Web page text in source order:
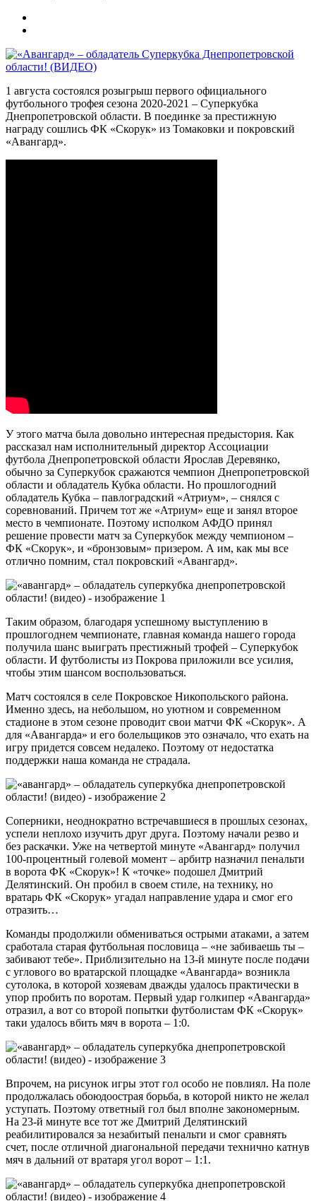
1 августа состоялся розыгрыш первого официального
футбольного трофея сезона 2020-2021 – Суперкубка
Днепропетровской области. В поединке за престижную
награду сошлись ФК «Скорук» из Томаковки и покровский
«Авангард».
У этого матча была довольно интересная предыстория. Как
рассказал нам исполнительный директор Ассоциации
футбола Днепропетровской области Ярослав Деревянко,
обычно за Суперкубок сражаются чемпион Днепропетровской
области и обладатель Кубка области. Но прошлогодний
обладатель Кубка – павлоградский «Атриум», – снялся с
соревнований. Причем тот же «Атриум» еще и занял второе
место в чемпионате. Поэтому исполком АФДО принял
решение провести матч за Суперкубок между чемпионом –
ФК «Скорук», и «бронзовым» призером. А им, как мы все
отлично помним, стал покровский «Авангард».
Таким образом, благодаря успешному выступлению в
прошлогоднем чемпионате, главная команда нашего города
получила шанс выиграть престижный трофей ­– Суперкубок
области. И футболисты из Покрова приложили все усилия,
чтобы этим шансом воспользоваться.
Матч состоялся в селе Покровское Никопольского района.
Именно здесь, на небольшом, но уютном и современном
стадионе в этом сезоне проводит свои матчи ФК «Скорук». А
для «Авангарда» и его болельщиков это означало, что ехать на
игру придется совсем недалеко. Поэтому от недостатка
поддержки наша команда не страдала.
Соперники, неоднократно встречавшиеся в прошлых сезонах,
успели неплохо изучить друг друга. Поэтому начали резво и
без раскачки. Уже на четвертой минуте «Авангард» получил
100-процентный голевой момент – арбитр назначил пенальти
в ворота ФК «Скорук»! К «точке» подошел Дмитрий
Делятинский. Он пробил в своем стиле, на технику, но
вратарь ФК «Скорук» угадал направление удара и смог его
отразить…
Команды продолжили обмениваться острыми атаками, а затем
сработала старая футбольная пословица – «не забиваешь ты –
забивают тебе». Приблизительно на 13-й минуте после подачи
с углового во вратарской площадке «Авангарда» возникла
сутолока, в которой хозяевам дважды удалось практически в
упор пробить по воротам. Первый удар голкипер «Авангарда»
отразил, а вот со второй попытки футболистам ФК «Скорук»
таки удалось вбить мяч в ворота – 1:0.
Впрочем, на рисунок игры этот гол особо не повлиял. На поле
продолжалась обоюдоострая борьба, в которой никто не желал
уступать. Поэтому ответный гол был вполне закономерным.
На 23-й минуте все тот же Дмитрий Делятинский
реабилитировался за незабитый пенальти и смог сравнять
счет, после отличной диагональной передачи технично катнув
мяч в дальний от вратаря угол ворот – 1:1.